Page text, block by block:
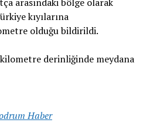
kıyılarına
olduğu bildirildi.
derinliğinde meydana
Haber